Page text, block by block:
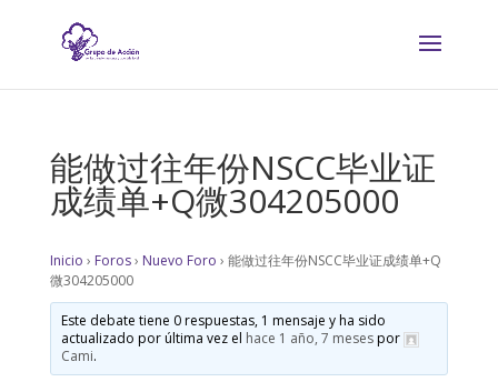
能做过往年份NSCC毕业证
成绩单+Q微304205000
Inicio › Foros› Nuevo Foro › 能做过往年份NSCC毕业证成绩单+Q
微304205000
Este debate tiene 0 respuestas, 1 mensaje y ha sido
actualizado por última vez el hace 1 año, 7 mesespor
Cami.